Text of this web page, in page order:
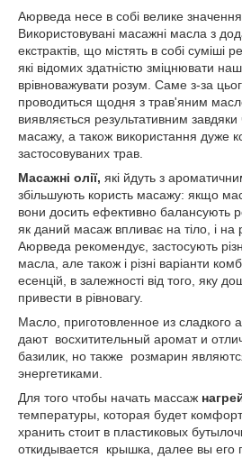
Аюрведа несе в собі велике значення
Використовувані масажні масла з
екстрактів, що містять в собі суміші
які відомих здатністю зміцнювати
врівноважувати розум. Саме з-за
проводиться щодня з трав'яним
виявляється результативним завдяки
масажу, а також використання дуже
застосовуваних трав.
Масажні олії, які йдуть з
збільшують користь масажу: якщо
вони досить ефективно балансують
як даний масаж впливає на тіло, і на
Аюрведа рекомендує, застосують
масла, але також і різні варіанти
есенцій, в залежності від того, яку
привести в рівновагу.
Масло, приготовленное из сладкого
дают восхитительный аромат и
базилик, но также розмарин
энергетиками.
Для того чтобы начать массаж
температуры, которая будет
хранить стоит в пластиковых
откидывается крышка, далее вы его